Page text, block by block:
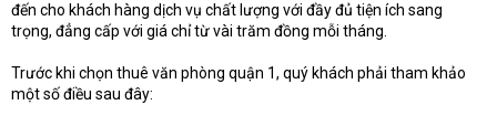
đến cho khách hàng dịch vụ chất lượng với đầy đủ tiện ích sang
trọng, đẳng cấp với giá chỉ từ vài trăm đồng mỗi tháng.
Trước khi chọn thuê văn phòng quận 1, quý khách phải tham khảo
một số điều sau đây: